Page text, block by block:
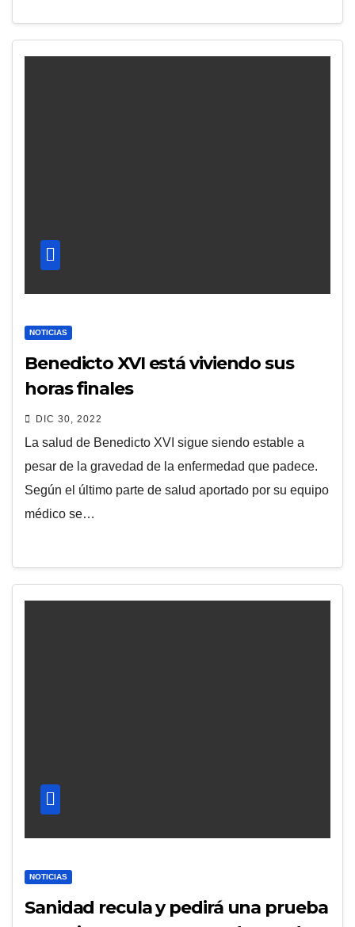
NOTICIAS
Benedicto XVI está viviendo sus
horas finales
DIC 30, 2022
La salud de Benedicto XVI sigue siendo estable a
pesar de la gravedad de la enfermedad que padece.
Según el último parte de salud aportado por su equipo
médico se…
NOTICIAS
Sanidad recula y pedirá una prueba